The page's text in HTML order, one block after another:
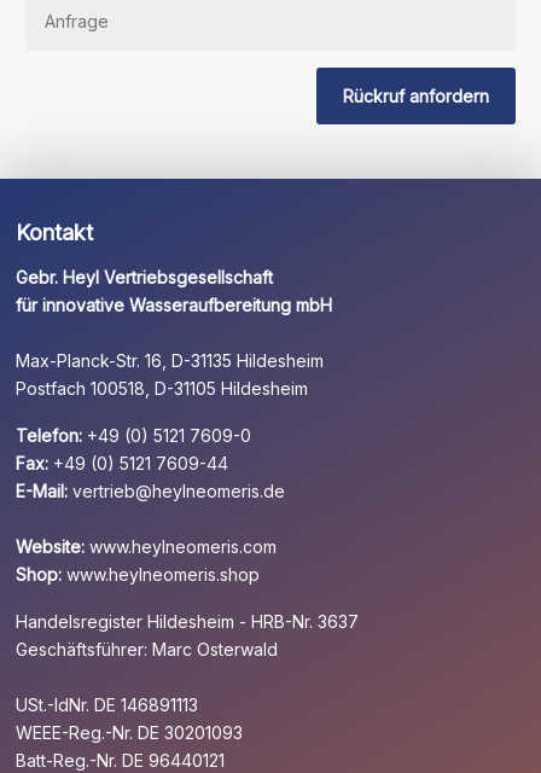
Sie
Rückruf anfordern
Kontakt
Gebr. Heyl Vertriebsgesellschaft
für innovative Wasseraufbereitung mbH
Max-Planck-Str. 16, D-31135 Hildesheim
Postfach 100518, D-31105 Hildesheim
Telefon: +49 (0) 5121 7609-0
Fax: +49 (0) 5121 7609-44
E-Mail: vertrieb@heylneomeris.de
Website: www.heylneomeris.com
Shop: www.heylneomeris.shop
Handelsregister Hildesheim - HRB-Nr. 3637
Geschäftsführer: Marc Osterwald
USt.-IdNr. DE 146891113
WEEE-Reg.-Nr. DE 30201093
Batt-Reg.-Nr. DE 96440121